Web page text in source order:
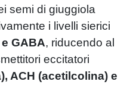
semi di giuggiola
i livelli sierici
GABA, riducendo al
eccitatori
ACH (acetilcolina) e